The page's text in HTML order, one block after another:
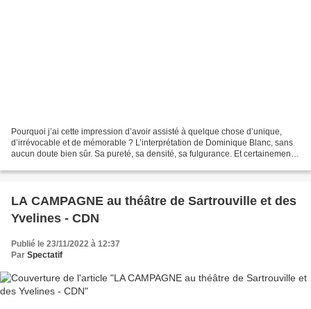
Pourquoi j’ai cette impression d’avoir assisté à quelque chose d’unique,
d’irrévocable et de mémorable ? L’interprétation de Dominique Blanc, sans
aucun doute bien sûr. Sa pureté, sa densité, sa fulgurance. Et certainement
LA CAMPAGNE au théâtre de Sartrouville et des
Yvelines - CDN
Publié le 23/11/2022 à 12:37
Par Spectatif